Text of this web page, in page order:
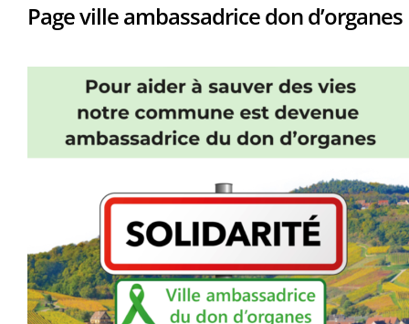
Page ville ambassadrice don d’organes